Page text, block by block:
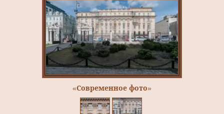
«Современное фото»